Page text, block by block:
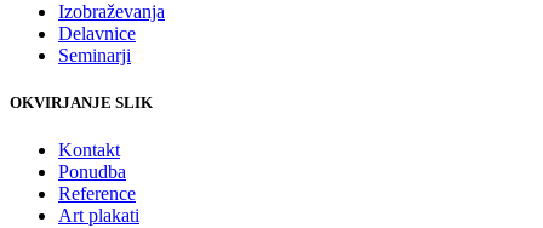
Izobraževanja
Delavnice
Seminarji
OKVIRJANJE SLIK
Kontakt
Ponudba
Reference
Art plakati